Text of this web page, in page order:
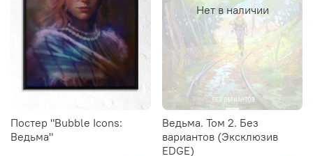
Постер "Bubble Icons:
Ведьма"
Нет в наличии
Ведьма. Том 2. Без
вариантов (Эксклюзив
EDGE)